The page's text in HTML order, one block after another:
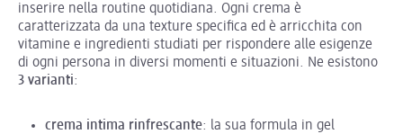
inserire nella routine quotidiana. Ogni crema è
caratterizzata da una texture specifica ed è arricchita con
vitamine e ingredienti studiati per rispondere alle esigenze
di ogni persona in diversi momenti e situazioni. Ne esistono
3 varianti:
crema intima rinfrescante: la sua formula in gel